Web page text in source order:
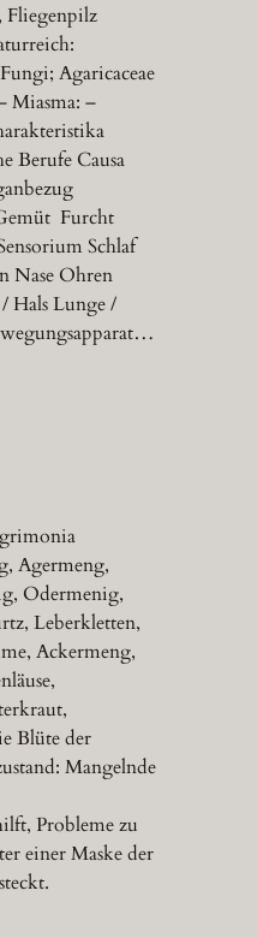
Fliegenpilz
Agaricaceae
Miasma: –
Berufe Causa
Furcht
Schlaf
Nase Ohren
Hals Lunge /
Agermeng,
Odermenig,
Leberkletten,
Ackermeng,
Blüte der
Mangelnde
Probleme zu
einer Maske der